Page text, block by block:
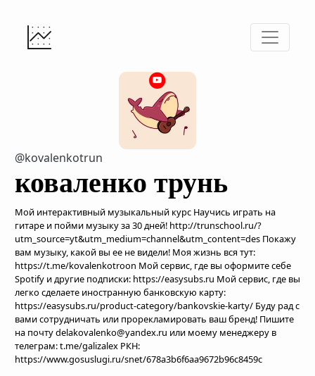
@kovalenkotrun
коваленко трунь
Мой интерактивный музыкальный курс Научись играть на
гитаре и пойми музыку за 30 дней! http://trunschool.ru/?
utm_source=yt&utm_medium=channel&utm_content=des Покажу
вам музыку, какой вы ее не видели! Моя жизнь вся тут:
https://t.me/kovalenkotroon Мой сервис, где вы оформите себе
Spotify и другие подписки: https://easysubs.ru Мой сервис, где вы
легко сделаете иностранную банковскую карту:
https://easysubs.ru/product-category/bankovskie-karty/ Буду рад с
вами сотрудничать или прорекламировать ваш бренд! Пишите
на почту delakovalenko@yandex.ru или моему менеджеру в
телеграм: t.me/galizalex РКН:
https://www.gosuslugi.ru/snet/678a3b6f6aa9672b96c8459c